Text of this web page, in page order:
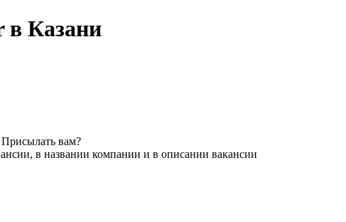
в Казани
вам?
в названии компании и в описании вакансии